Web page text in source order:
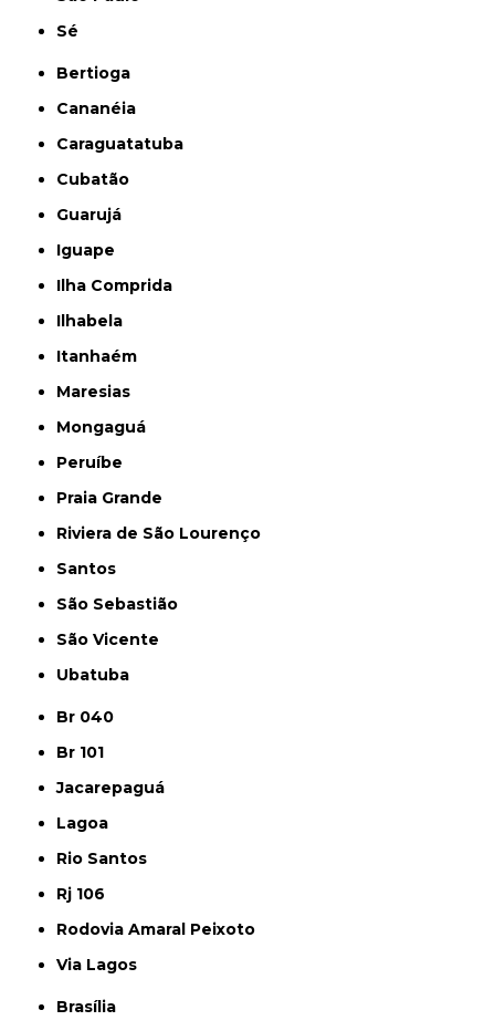
Sé
Bertioga
Cananéia
Caraguatatuba
Cubatão
Guarujá
Iguape
Ilha Comprida
Ilhabela
Itanhaém
Maresias
Mongaguá
Peruíbe
Praia Grande
Riviera de São Lourenço
Santos
São Sebastião
São Vicente
Ubatuba
Br 040
Br 101
Jacarepaguá
Lagoa
Rio Santos
Rj 106
Rodovia Amaral Peixoto
Via Lagos
Brasília